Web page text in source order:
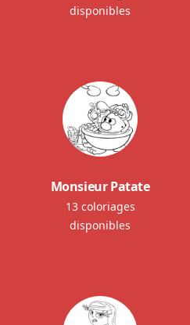
disponibles
Monsieur Patate
13 coloriages
disponibles